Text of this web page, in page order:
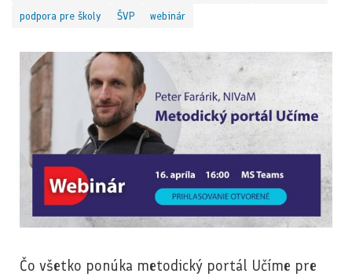
podpora pre školy
ŠVP webinár
Čo všetko ponúka metodický portál Učíme pre